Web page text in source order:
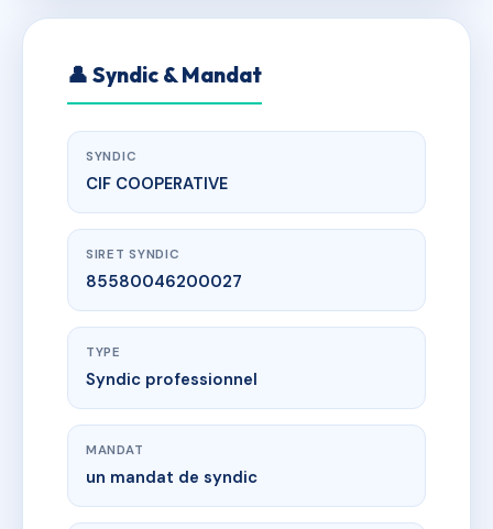
👤 Syndic & Mandat
SYNDIC
CIF COOPERATIVE
SIRET SYNDIC
85580046200027
TYPE
Syndic professionnel
MANDAT
un mandat de syndic